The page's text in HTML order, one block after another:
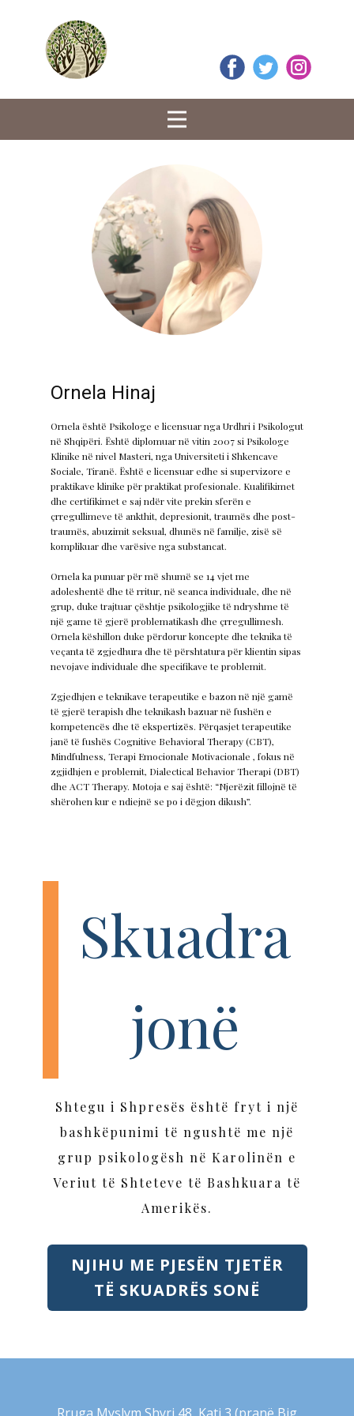
Ornela Hinaj
Ornela është Psikologe e licensuar nga Urdhri i Psikologut
në Shqipëri. Është diplomuar në vitin 2007 si Psikologe
Klinike në nivel Masteri, nga Universiteti i Shkencave
Sociale, Tiranë. Është e licensuar edhe si supervizore e
praktikave klinike për praktikat profesionale. Kualifikimet
dhe certifikimet e saj ndër vite prekin sferën e
çrregullimeve të ankthit, depresionit, traumës dhe post-
traumës, abuzimit seksual, dhunës në familje, zisë së
komplikuar dhe varësive nga substancat.
Ornela ka punuar për më shumë se 14 vjet me
adoleshentë dhe të rritur, në seanca individuale, dhe në
grup, duke trajtuar çështje psikologjike të ndryshme të
një game të gjerë problematikash dhe çrregullimesh.
Ornela këshillon duke përdorur koncepte dhe teknika të
veçanta të zgjedhura dhe të përshtatura për klientin sipas
nevojave individuale dhe specifikave te problemit.
Zgjedhjen e teknikave terapeutike e bazon në një gamë
të gjerë terapish dhe teknikash bazuar në fushën e
kompetencës dhe të ekspertizës. Përqasjet terapeutike
janë të fushës Cognitive Behavioral Therapy (CBT),
Mindfulness, Terapi Emocionale Motivacionale , fokus në
zgjidhjen e problemit, Dialectical Behavior Therapi (DBT)
dhe ACT Therapy. Motoja e saj është: “Njerëzit fillojnë të
shërohen kur e ndiejnë se po i dëgjon dikush”.
Skuadra
jonë
Shtegu i Shpresës është fryt i një
bashkëpunimi të ngushtë me një
grup psikologësh në Karolinën e
Veriut të Shteteve të Bashkuara të
Amerikës.
NJIHU ME PJESËN TJETËR
TË SKUADRËS SONË